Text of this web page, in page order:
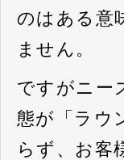
のはある意
ません。
ですがニー
態が「ラウ
らず、お客